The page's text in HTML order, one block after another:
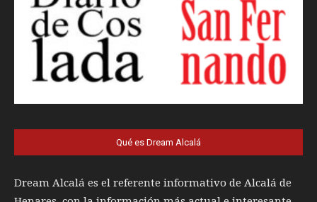
Qué es Dream Alcalá
Dream Alcalá es el referente informativo de Alcalá de